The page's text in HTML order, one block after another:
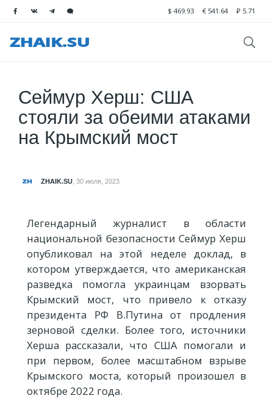
$ 469.93 € 541.64 ₽ 5.71
Сеймур Херш: США
стояли за обеими атаками
на Крымский мост
ZHAIK.SU 30 июля, 2023
Легендарный журналист в области
национальной безопасности Сеймур Херш
опубликовал на этой неделе доклад, в
котором утверждается, что американская
разведка помогла украинцам взорвать
Крымский мост, что привело к отказу
президента РФ В.Путина от продления
зерновой сделки. Более того, источники
Херша рассказали, что США помогали и
при первом, более масштабном взрыве
Крымского моста, который произошел в
октябре 2022 года.